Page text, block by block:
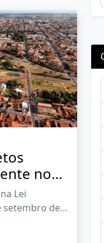
no
Lei
setembro de